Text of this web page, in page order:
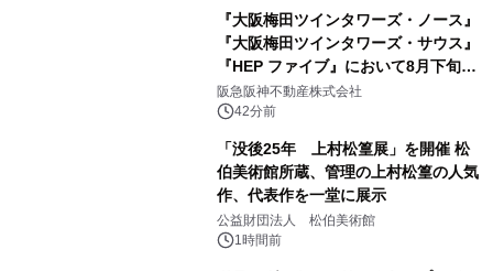
『大阪梅田ツインタワーズ・ノース』
『大阪梅田ツインタワーズ・サウス』
『HEP ファイブ』において8月下旬か
ら 「オフサイト型コーポレートPPA」
による 再生可能エネルギー電力の使用
阪急阪神不動産株式会社
42分前
「没後25年 上村松篁展」を開催 松
伯美術館所蔵、管理の上村松篁の人気
作、代表作を一堂に展示
公益財団法人 松伯美術館
1時間前